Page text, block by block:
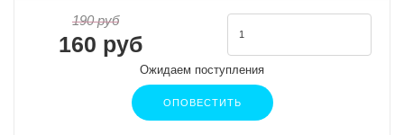
190 руб
160 руб
Ожидаем поступления
ОПОВЕСТИТЬ